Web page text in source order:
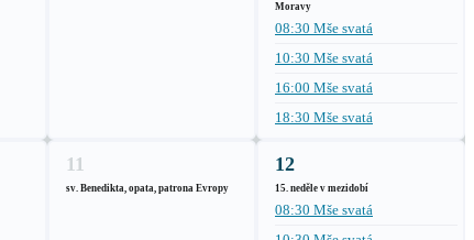
Moravy
08:30 Mše svatá
10:30 Mše svatá
16:00 Mše svatá
18:30 Mše svatá
11
sv. Benedikta, opata, patrona Evropy
12
15. neděle v mezidobí
08:30 Mše svatá